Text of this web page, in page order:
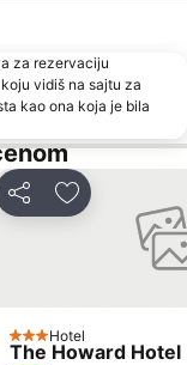
za rezervaciju
vidiš na sajtu za
kao ona koja je bila
Deli Dodati u
3 Zvezdice
Hotel
The Howard Hotel